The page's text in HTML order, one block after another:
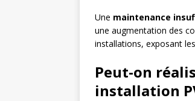
Une maintenance
une augmentation des
installations, exposant
Peut-on
installation